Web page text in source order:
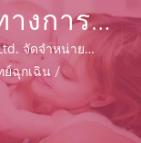
งการ
ยใจแบบ
จัดจำหน่าย
ที่มีการลงทะเบียน
ยใต้ MDR (ระเบียบ
อกแบบ, OEM และ
ย์ฉุกเฉิน /